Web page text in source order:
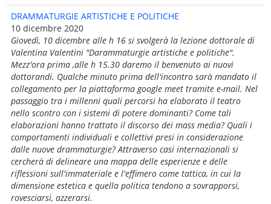
DRAMMATURGIE ARTISTICHE E POLITICHE
10 dicembre 2020
Giovedì, 10 dicembre alle h 16 si svolgerà la lezione dottorale di
Valentina Valentini "Darammaturgie artistiche e politiche".
Mezz'ora prima ,alle h 15.30 daremo il benvenuto ai nuovi
dottorandi. Qualche minuto prima dell'incontro sarà mandato il
collegamento per la piattaforma google meet tramite e-mail. Nel
passaggio tra i millenni quali percorsi ha elaborato il teatro
nello scontro con i sistemi di potere dominanti? Come tali
elaborazioni hanno trattato il discorso dei mass media? Quali i
comportamenti individuali e collettivi presi in considerazione
dalle nuove drammaturgie? Attraverso casi internazionali si
cercherà di delineare una mappa delle esperienze e delle
riflessioni sull'immateriale e l'effimero come tattica, in cui la
dimensione estetica e quella politica tendono a sovrapporsi,
rovesciarsi, azzerarsi.